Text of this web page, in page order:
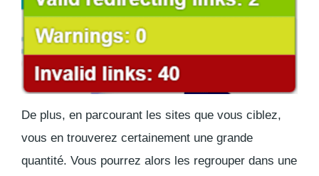
De plus, en parcourant les sites que vous ciblez,
vous en trouverez certainement une grande
quantité. Vous pourrez alors les regrouper dans une